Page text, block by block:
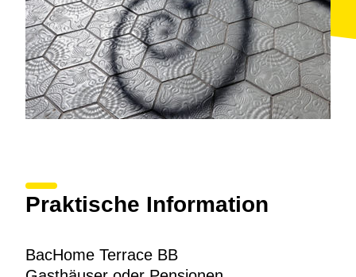
Praktische Information
BacHome Terrace BB